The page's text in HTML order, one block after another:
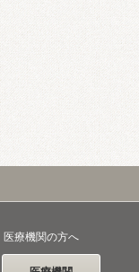
医療機関の方へ